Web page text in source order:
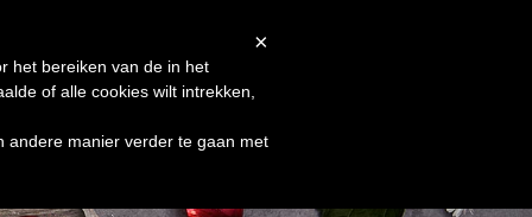
×
het bereiken van de in het
of alle cookies wilt intrekken,
andere manier verder te gaan met